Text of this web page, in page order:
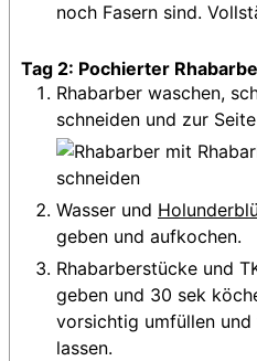
noch Fasern sind.
Tag 2: Pochierter
Rhabarber waschen,
schneiden und zur
Wasser und
geben und aufkochen.
Rhabarberstücke und
geben und 30 sek
vorsichtig umfüllen
lassen.